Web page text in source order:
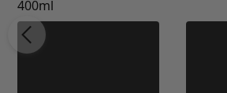
400ml